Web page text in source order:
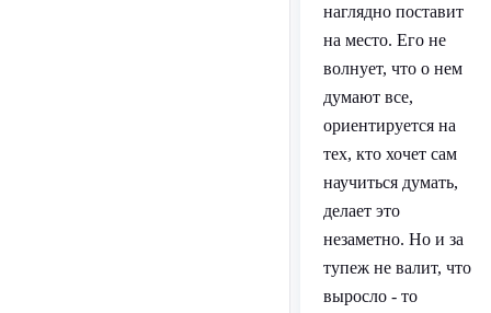
наглядно поставит
на место. Его не
волнует, что о нем
думают все,
ориентируется на
тех, кто хочет сам
научиться думать,
делает это
незаметно. Но и за
тупеж не валит, что
выросло - то